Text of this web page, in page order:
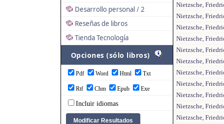
Desarrollo personal / 2
Reseñas de libros
Tienda Tecnología
Opciones (sólo libros)
Pdf Word Html Txt
Rtf Chm Epub Exe
Incluir idiomas
Nietzsche,
Nietzsche,
Nietzsche,
Nietzsche,
Nietzsche,
Nietzsche,
Nietzsche,
Nietzsche,
Nietzsche,
Nietzsche,
Nietzsche,